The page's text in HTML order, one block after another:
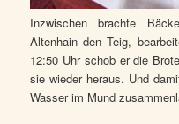
Inzwischen brachte
Altenhain den Teig,
12:50 Uhr schob er die
sie wieder heraus. Und
Wasser im Mund